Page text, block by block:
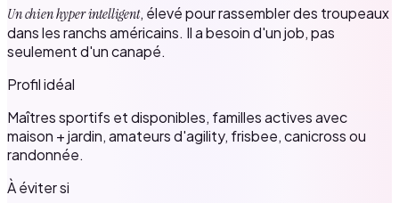
Un chien hyper intelligent, élevé pour rassembler des troupeaux
dans les ranchs américains. Il a besoin d'un job, pas
seulement d'un canapé.
Profil idéal
Maîtres sportifs et disponibles, familles actives avec
maison + jardin, amateurs d'agility, frisbee, canicross ou
randonnée.
À éviter si